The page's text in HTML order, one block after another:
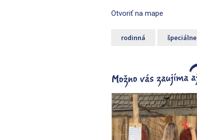
Otvoriť na mape
rodinná špeciálne